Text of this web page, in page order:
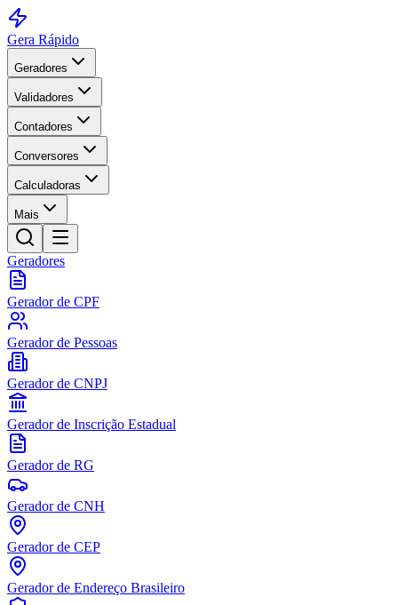
Gera Rápido
Geradores
Validadores
Contadores
Conversores
Calculadoras
Mais
Geradores
Gerador de CPF
Gerador de Pessoas
Gerador de CNPJ
Gerador de Inscrição Estadual
Gerador de RG
Gerador de CNH
Gerador de CEP
Gerador de Endereço Brasileiro